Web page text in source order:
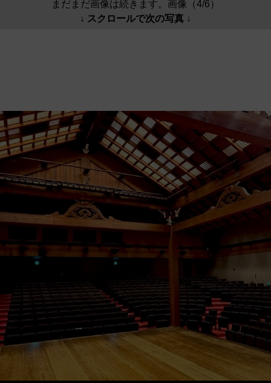
まだまだ画像は続きます。画像（4/6）
↓ スクロールで次の写真 ↓